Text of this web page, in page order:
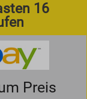
16
Preis